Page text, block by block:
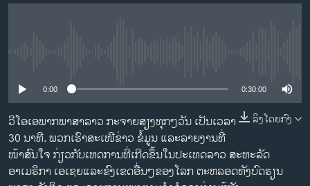
ຊຸມຊົນຊາວລາວ
ວິທະຍາສາດ-ເທັກໂນໂລຈີ
ທຸລະກິດ
ພາສາອັງກິດ
0:00 0:30:00
ລິງໂດຍກົງ
ວີໂອເອພາກພາສາລາວ ກະຈາຍສຽງທຸກໆວັນ ເປັນເວລາ
30 ນາທີ. ພວກເຮົາສະເໜີຂ່າວ ຂໍ້ມູນ ແລະລາຍງານທີ່
ໜ້າສົນໃຈ ກ່ຽວກັບເຫດການທີ່ເກີດຂຶ້ນໃນປະເທດລາວ ສະຫະລັດ
ອາເມຣິກາ ເອເຊຍແລະຂົງເຂດອື່ນໆຂອງໂລກ ຕະຫລອດທັງບົດຮຽນ